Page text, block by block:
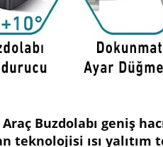
Araç Buzdolabı geniş
teknolojisi ısı